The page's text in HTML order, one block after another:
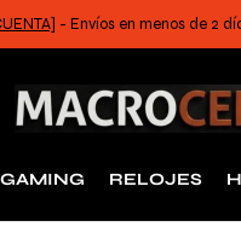
- Envíos en menos de 2
GAMING RELOJES